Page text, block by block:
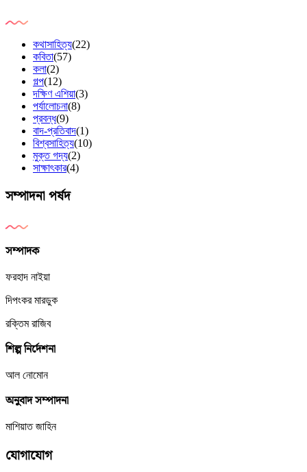
কথাসাহিত্য(22)
কবিতা(57)
কলা(2)
গল্প(12)
দক্ষিণ এশিয়া(3)
পর্যালোচনা(8)
প্রবন্ধ(9)
বাদ-প্রতিবাদ(1)
বিশ্বসাহিত্য(10)
মুক্ত গদ্য(2)
সাক্ষাৎকার(4)
সম্পাদনা পর্ষদ
সম্পাদক
ফরহাদ নাইয়া
দিপংকর মারডুক
রক্তিম রাজিব
শিল্প নির্দেশনা
আল নোমোন
অনুবাদ সম্পাদনা
মাশিয়াত জাহিন
যোগাযোগ